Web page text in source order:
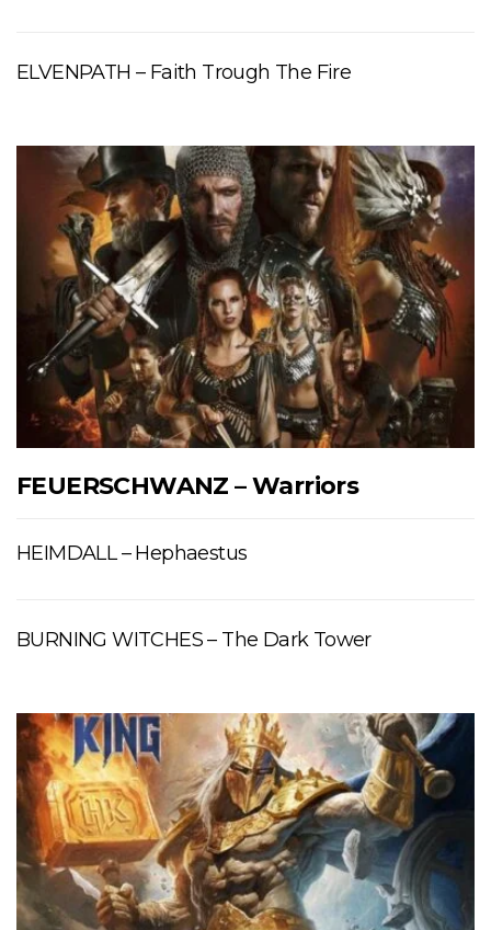
ELVENPATH – Faith Trough The Fire
FEUERSCHWANZ – Warriors
HEIMDALL – Hephaestus
BURNING WITCHES – The Dark Tower